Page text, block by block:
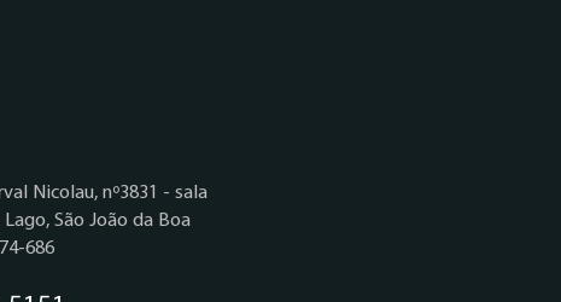
Nicolau, nº3831 - sala
São João da Boa
686